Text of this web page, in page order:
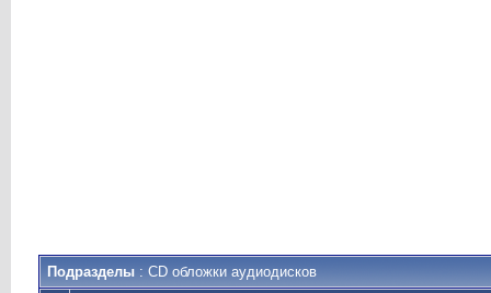
Подразделы : CD обложки аудиодисков